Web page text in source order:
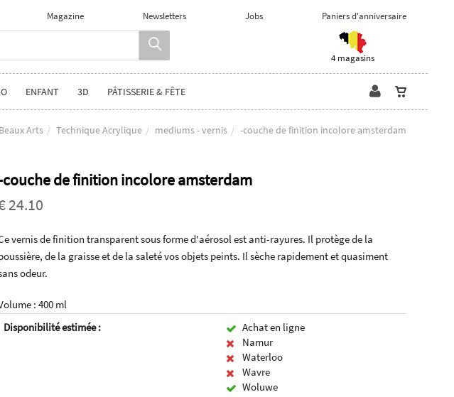
Magazine Newsletters Jobs Paniers d'anniversaire
4 magasins
ENFANT 3D PÂTISSERIE & FÊTE
Beaux Arts Technique Acrylique mediums - vernis -couche de finition incolore amsterdam
de finition incolore amsterdam
24.10
vernis de finition transparent sous forme d'aérosol est anti-rayures. Il protège de la
de la graisse et de la saleté vos objets peints. Il sèche rapidement et quasiment
odeur.
: 400 ml
Disponibilité estimée :
Achat en ligne
Namur
Waterloo
Wavre
Woluwe